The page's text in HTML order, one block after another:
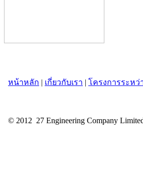
หน้าหลัก | เกี่ยวกับเรา | โครงการระหว่
© 2012 27 Engineering Company